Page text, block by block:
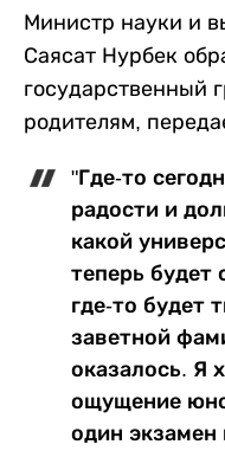
Министр науки и
Саясат Нурбек
государственный
родителям,
"Где-то
радости и
какой
теперь будет
где-то будет
заветной
оказалось. Я
ощущение
один экзамен